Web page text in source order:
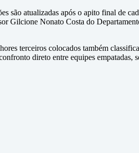
são atualizadas após o apito final de
Gilcione Nonato Costa do
terceiros colocados também
direto entre equipes empatadas,